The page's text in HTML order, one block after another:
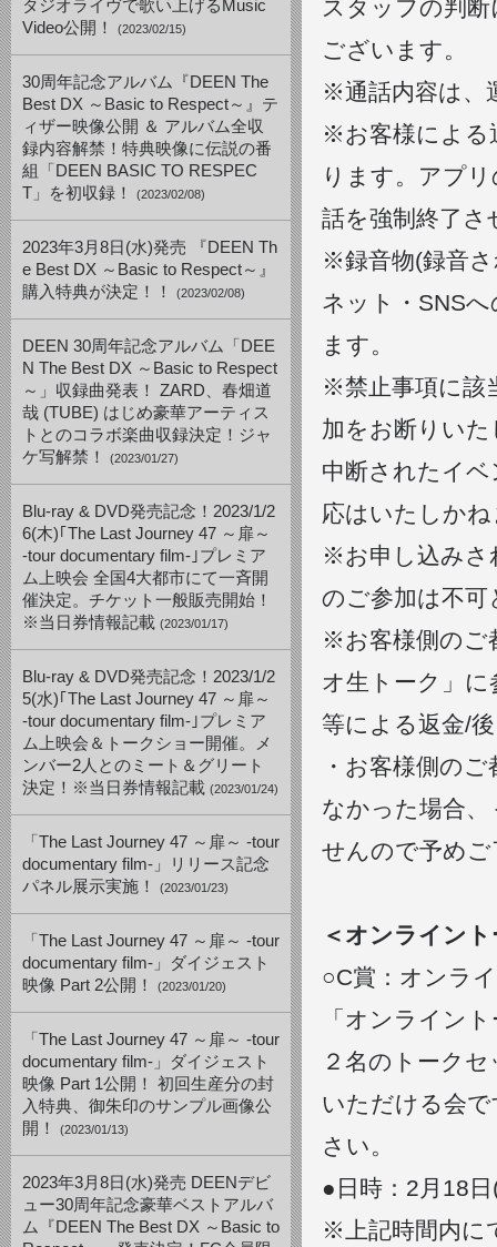
タジオライヴで歌い上げるMusic
Video公開！
(2023/02/15)
30周年記念アルバム『DEEN The
Best DX ～Basic to Respect～』テ
ィザー映像公開 ＆ アルバム全収
録内容解禁！特典映像に伝説の番
組「DEEN BASIC TO RESPEC
T」を初収録！
(2023/02/08)
2023年3月8日(水)発売 『DEEN Th
e Best DX ～Basic to Respect～』
購入特典が決定！！
(2023/02/08)
DEEN 30周年記念アルバム「DEE
N The Best DX ～Basic to Respect
～」収録曲発表！ ZARD、春畑道
哉 (TUBE) はじめ豪華アーティス
トとのコラボ楽曲収録決定！ジャ
ケ写解禁！
(2023/01/27)
Blu-ray & DVD発売記念！2023/1/2
6(木)｢The Last Journey 47 ～扉～
-tour documentary film-｣プレミア
ム上映会 全国4大都市にて一斉開
催決定。チケット一般販売開始！
※当日券情報記載 (2023/01/17)
Blu-ray & DVD発売記念！2023/1/2
5(水)｢The Last Journey 47 ～扉～
-tour documentary film-｣プレミア
ム上映会＆トークショー開催。メ
ンバー2人とのミート＆グリート
決定！※当日券情報記載 (2023/01/24)
「The Last Journey 47 ～扉～ -tour
documentary film-」リリース記念
パネル展示実施！
(2023/01/23)
「The Last Journey 47 ～扉～ -tour
documentary film-」ダイジェスト
映像 Part 2公開！
(2023/01/20)
「The Last Journey 47 ～扉～ -tour
documentary film-」ダイジェスト
映像 Part 1公開！ 初回生産分の封
入特典、御朱印のサンプル画像公
開！
(2023/01/13)
2023年3月8日(水)発売 DEENデビ
ュー30周年記念豪華ベストアルバ
ム『DEEN The Best DX ～Basic to
スタッフの判
ございます。
※通話内容は、
※お客様による
ります。アプ
話を強制終了
※録音物(録音
ネット・SNS
ます。
※禁止事項に該
加をお断りい
中断されたイ
応はいたしか
※お申し込みさ
のご参加は不
※お客様側のご
オ生トーク」
等による返金/
・お客様側の
なかった場合
せんので予め
＜オンライン
○C賞：オンラ
「オンライン
２名のトーク
いただける会
さい。
●日時：2月18
※上記時間内に